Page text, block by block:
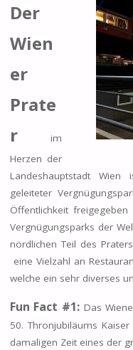
Der
Wien
er
Prate
rim
Herzen der
Landeshauptstadt
geleiteter
Öffentlichkeit
Vergnügungsparks der
nördlichen Teil des
eine Vielzahl an
welche ein sehr diverses
Fun Fact #1:Das
50. Thronjubiläums
damaligen Zeit eines der